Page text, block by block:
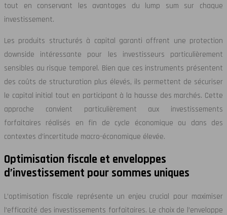
tout en conservant les avantages du lump sum sur chaque
investissement.
Les produits structurés à capital garanti offrent une protection
downside intéressante pour les investisseurs particulièrement
sensibles au risque temporel. Bien que ces instruments présentent
des coûts de structuration plus élevés, ils permettent de sécuriser
le capital initial tout en participant à la hausse des marchés. Cette
approche convient particulièrement aux investissements
forfaitaires réalisés en fin de cycle économique ou dans des
contextes d’incertitude macro-économique élevée.
Optimisation fiscale et enveloppes
d’investissement pour sommes uniques
L’optimisation fiscale représente un enjeu crucial pour maximiser
l’efficacité des investissements forfaitaires. Le choix de l’enveloppe